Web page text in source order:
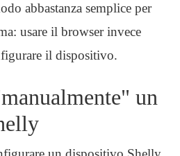
abbastanza semplice per
usare il browser invece
il dispositivo.
un